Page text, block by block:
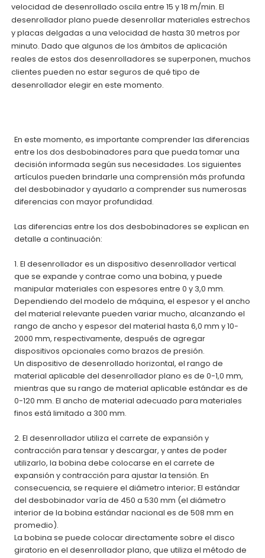
velocidad de desenrollado oscila entre 15 y 18 m/min. El
desenrollador plano puede desenrollar materiales estrechos
y placas delgadas a una velocidad de hasta 30 metros por
minuto. Dado que algunos de los ámbitos de aplicación
reales de estos dos desenrolladores se superponen, muchos
clientes pueden no estar seguros de qué tipo de
desenrollador elegir en este momento.
En este momento, es importante comprender las diferencias
entre los dos desbobinadores para que pueda tomar una
decisión informada según sus necesidades. Los siguientes
artículos pueden brindarle una comprensión más profunda
del desbobinador y ayudarlo a comprender sus numerosas
diferencias con mayor profundidad.
Las diferencias entre los dos desbobinadores se explican en
detalle a continuación:
1. El desenrollador es un dispositivo desenrollador vertical
que se expande y contrae como una bobina, y puede
manipular materiales con espesores entre 0 y 3,0 mm.
Dependiendo del modelo de máquina, el espesor y el ancho
del material relevante pueden variar mucho, alcanzando el
rango de ancho y espesor del material hasta 6,0 mm y 10-
2000 mm, respectivamente, después de agregar
dispositivos opcionales como brazos de presión.
Un dispositivo de desenrollado horizontal, el rango de
material aplicable del desenrollador plano es de 0-1,0 mm,
mientras que su rango de material aplicable estándar es de
0-120 mm. El ancho de material adecuado para materiales
finos está limitado a 300 mm.
2. El desenrollador utiliza el carrete de expansión y
contracción para tensar y descargar, y antes de poder
utilizarlo, la bobina debe colocarse en el carrete de
expansión y contracción para ajustar la tensión. En
consecuencia, se requiere el diámetro interior; El estándar
del desbobinador varía de 450 a 530 mm (el diámetro
interior de la bobina estándar nacional es de 508 mm en
promedio).
La bobina se puede colocar directamente sobre el disco
giratorio en el desenrollador plano, que utiliza el método de